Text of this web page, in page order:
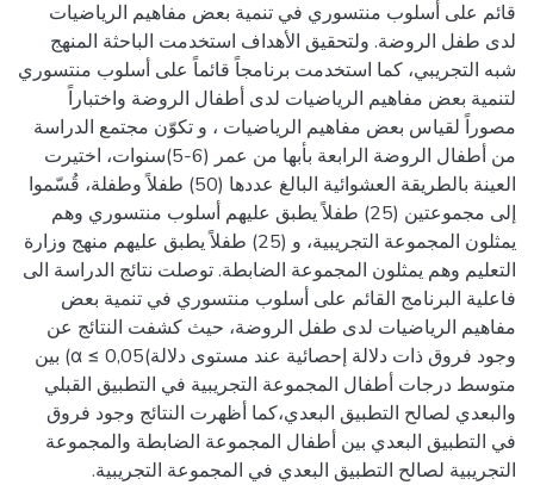
قائم على أسلوب منتسوري في تنمية بعض مفاهيم الرياضيات
لدى طفل الروضة. ولتحقيق الأهداف استخدمت الباحثة المنهج
شبه التجريبي، كما استخدمت برنامجاً قائماً على أسلوب منتسوري
لتنمية بعض مفاهيم الرياضيات لدى أطفال الروضة واختباراً
مصوراً لقياس بعض مفاهيم الرياضيات ، و تكوّن مجتمع الدراسة
من أطفال الروضة الرابعة بأبها من عمر (6-5)سنوات، اختيرت
العينة بالطريقة العشوائية البالغ عددها (50) طفلاً وطفلة، قُسّموا
إلى مجموعتين (25) طفلاً يطبق عليهم أسلوب منتسوري وهم
يمثلون المجموعة التجريبية، و (25) طفلاً يطبق عليهم منهج وزارة
التعليم وهم يمثلون المجموعة الضابطة. توصلت نتائج الدراسة الى
فاعلية البرنامج القائم على أسلوب منتسوري في تنمية بعض
مفاهيم الرياضيات لدى طفل الروضة، حيث كشفت النتائج عن
وجود فروق ذات دلالة إحصائية عند مستوى دلالة)0,05 ≥ α) بين
متوسط درجات أطفال المجموعة التجريبية في التطبيق القبلي
والبعدي لصالح التطبيق البعدي،كما أظهرت النتائج وجود فروق
في التطبيق البعدي بين أطفال المجموعة الضابطة والمجموعة
التجريبية لصالح التطبيق البعدي في المجموعة التجريبية.